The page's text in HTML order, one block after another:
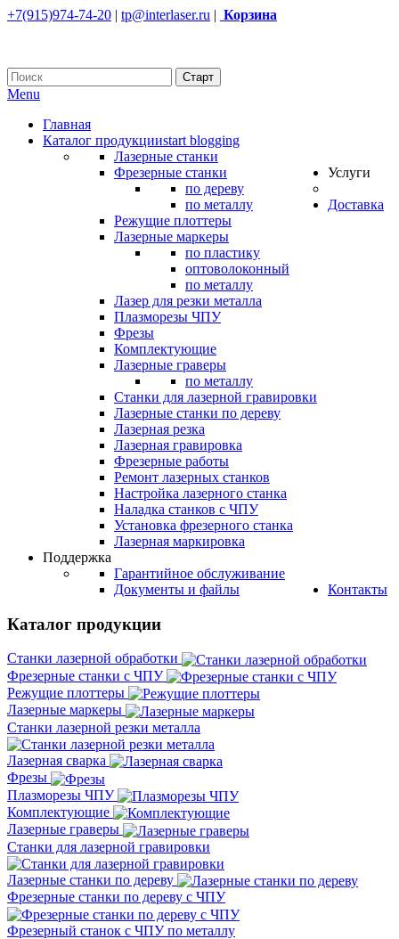
+7(915)974-74-20 | tp@interlaser.ru | Корзина
Menu
Главная
Каталог продукцииstart blogging
Лазерные станки
Фрезерные станки
по дереву
по металлу
Режущие плоттеры
Лазерные маркеры
по пластику
оптоволоконный
по металлу
Лазер для резки металла
Плазморезы ЧПУ
Фрезы
Комплектующие
Лазерные граверы
по металлу
Станки для лазерной гравировки
Лазерные станки по дереву
Услуги
Лазерная резка
Лазерная гравировка
Фрезерные работы
Ремонт лазерных станков
Настройка лазерного станка
Наладка станков с ЧПУ
Установка фрезерного станка
Лазерная маркировка
Доставка
Поддержка
Гарантийное обслуживание
Документы и файлы
Контакты
Каталог продукции
Станки лазерной обработки
Фрезерные станки с ЧПУ
Режущие плоттеры
Лазерные маркеры
Станки лазерной резки металла
Лазерная сварка
Фрезы
Плазморезы ЧПУ
Комплектующие
Лазерные граверы
Станки для лазерной гравировки
Лазерные станки по дереву
Фрезерные станки по дереву с ЧПУ
Фрезерный станок с ЧПУ по металлу